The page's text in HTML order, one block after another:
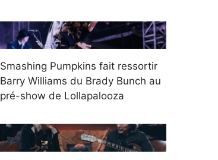
Smashing Pumpkins fait ressortir
Barry Williams du Brady Bunch au
pré-show de Lollapalooza